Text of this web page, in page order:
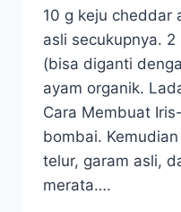
10 g keju cheddar
asli secukupnya.
(bisa diganti
ayam organik.
Cara Membuat
bombai.
telur, garam asli,
merata….